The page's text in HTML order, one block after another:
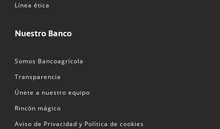
Línea ética
Nuestro Banco
Somos Bancoagrícola
Transparencia
Únete a nuestro equipo
Rincón mágico
Aviso de Privacidad y Política de cookies